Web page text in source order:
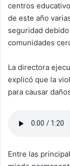
centros
de este año
seguridad
comunidades
La directora
explicó que la
para causar
Entre las